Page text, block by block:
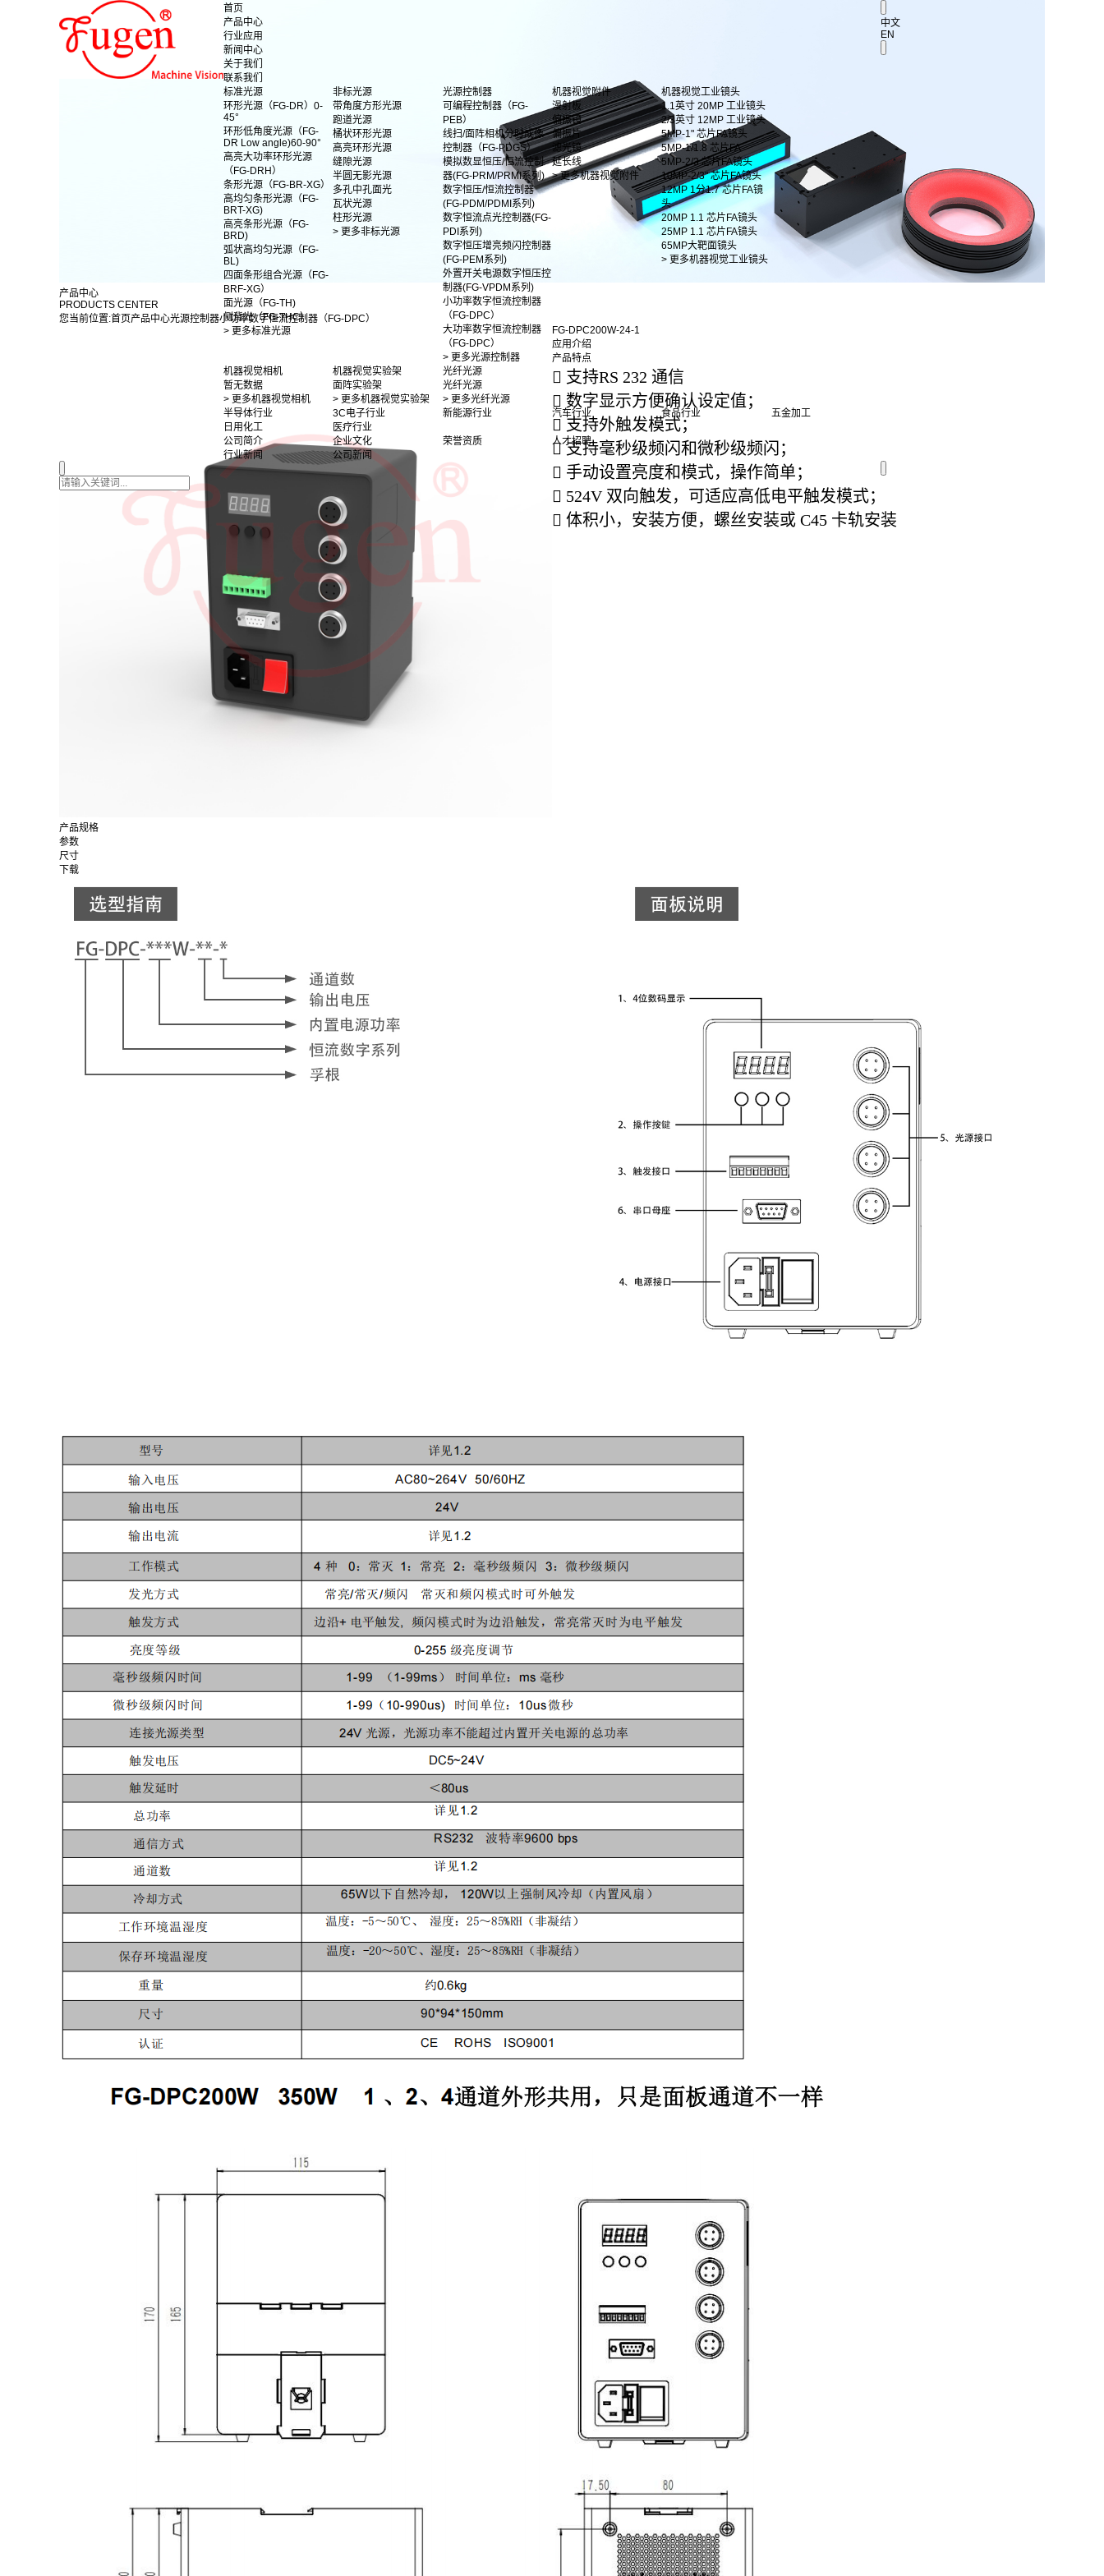
首页
产品中心
行业应用
新闻中心
关于我们
联系我们
标准光源
环形光源（FG-DR）0-
45°
环形低角度光源（FG-
DR Low angle)60-90°
高亮大功率环形光源
（FG-DRH）
条形光源（FG-BR-XG）
高均匀条形光源（FG-
BRT-XG)
高亮条形光源（FG-
BRD)
弧状高均匀光源（FG-
BL)
四面条形组合光源（FG-
BRF-XG）
面光源（FG-TH)
侧背光（FG-THC）
> 更多标准光源
非标光源
带角度方形光源
跑道光源
桶状环形光源
高亮环形光源
缝隙光源
半圆无影光源
多孔中孔面光
瓦状光源
柱形光源
> 更多非标光源
光源控制器
可编程控制器（FG-
PEB）
线扫/面阵相机分时成像
控制器（FG-PDGS）
模拟数显恒压/恒流控制
器(FG-PRM/PRMI系列)
数字恒压/恒流控制器
(FG-PDM/PDMI系列)
数字恒流点光控制器(FG-
PDI系列)
数字恒压增亮频闪控制器
(FG-PEM系列)
外置开关电源数字恒压控
制器(FG-VPDM系列)
小功率数字恒流控制器
（FG-DPC）
大功率数字恒流控制器
（FG-DPC）
> 更多光源控制器
机器视觉附件
漫射板
偏振镜
偏振片
滤光镜
延长线
> 更多机器视觉附件
机器视觉工业镜头
1.1英寸 20MP 工业镜头
2/3英寸 12MP 工业镜头
5MP-1" 芯片FA镜头
5MP-1/1.8 芯片FA
5MP-2/3 芯片FA镜头
10MP-2/3" 芯片FA镜头
12MP 1分1.7 芯片FA镜
头
20MP 1.1 芯片FA镜头
25MP 1.1 芯片FA镜头
65MP大靶面镜头
> 更多机器视觉工业镜头
机器视觉相机
暂无数据
> 更多机器视觉相机
机器视觉实验架
面阵实验架
> 更多机器视觉实验架
光纤光源
光纤光源
> 更多光纤光源
半导体行业
3C电子行业 新能源行业 汽车行业 食品行业
五金加工
日用化工
医疗行业
公司简介
企业文化 荣誉资质
人才招聘
行业新闻
公司新闻
中文
EN
产品中心
PRODUCTS CENTER
您当前位置:首页产品中心光源控制器小功率数字恒流控制器（FG-DPC）
FG-DPC200W-24-1
应用介绍
产品特点
 支持RS 232 通信
 数字显示方便确认设定值；
 支持外触发模式；
支持毫秒级频闪和微秒级频闪；
 手动设置亮度和模式，操作简单；
 524V 双向触发，可适应高低电平触发模式；
 体积小，安装方便，螺丝安装或 C45 卡轨安装
产品规格
参数
尺寸
下载